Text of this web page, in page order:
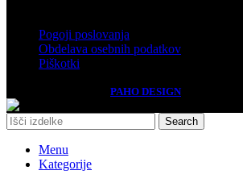
Pogoji poslovanja
Obdelava osebnih podatkov
Piškotki
PAHO DESIGN
Search
Menu
Kategorije